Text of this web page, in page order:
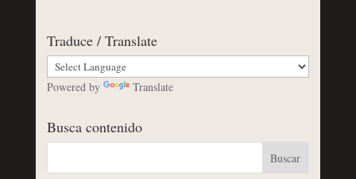
Traduce / Translate
Powered by Translate
Busca contenido